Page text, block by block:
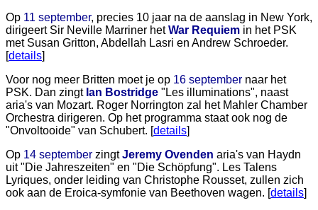
Op 11 september, precies 10 jaar na de aanslag in New York,
dirigeert Sir Neville Marriner hetWar Requiem in het PSK
met Susan Gritton, Abdellah Lasri en Andrew Schroeder.
[details]
Voor nog meer Britten moet je op 16 september naar het
PSK. Dan zingt Ian Bostridge "Les illuminations", naast
aria's van Mozart. Roger Norrington zal het Mahler Chamber
Orchestra dirigeren. Op het programma staat ook nog de
"Onvoltooide" van Schubert. [details]
Op 14 september zingtJeremy Ovenden aria's van Haydn
uit "Die Jahreszeiten" en "Die Schöpfung". Les Talens
Lyriques, onder leiding van Christophe Rousset, zullen zich
ook aan de Eroica-symfonie van Beethoven wagen. [details]